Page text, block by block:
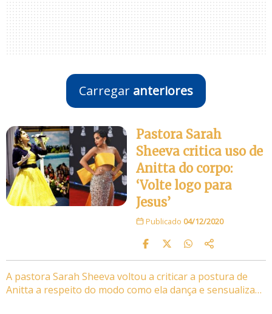
Carregar anteriores
Pastora Sarah
Sheeva critica uso de
Anitta do corpo:
‘Volte logo para
Jesus’
Publicado 04/12/2020
A pastora Sarah Sheeva voltou a criticar a postura de
Anitta a respeito do modo como ela dança e sensualiza…